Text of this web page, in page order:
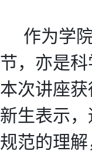
作为学院
节，亦是
本次讲座
新生表示
规范的理